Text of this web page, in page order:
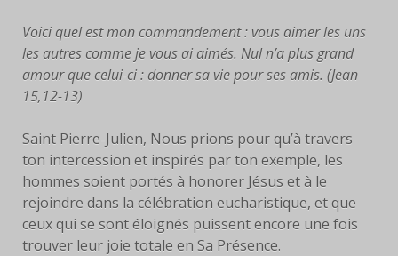
Voici quel est mon commandement : vous aimer les uns
les autres comme je vous ai aimés. Nul n’a plus grand
amour que celui-ci : donner sa vie pour ses amis. (Jean
15,12-13)
Saint Pierre-Julien, Nous prions pour qu’à travers
ton intercession et inspirés par ton exemple, les
hommes soient portés à honorer Jésus et à le
rejoindre dans la célébration eucharistique, et que
ceux qui se sont éloignés puissent encore une fois
trouver leur joie totale en Sa Présence.